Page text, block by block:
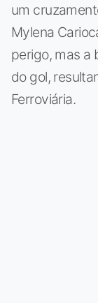
um
Mylena
perigo, mas a
do gol,
Ferroviária.